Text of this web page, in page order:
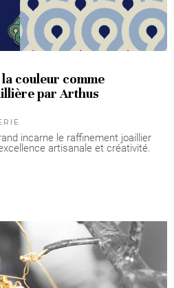
couleur comme
par Arthus
incarne le raffinement joaillier
artisanale et créativité.